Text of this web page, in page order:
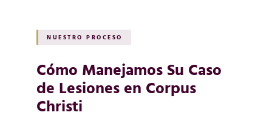
NUESTRO PROCESO
Cómo Manejamos Su Caso
de Lesiones en Corpus
Christi